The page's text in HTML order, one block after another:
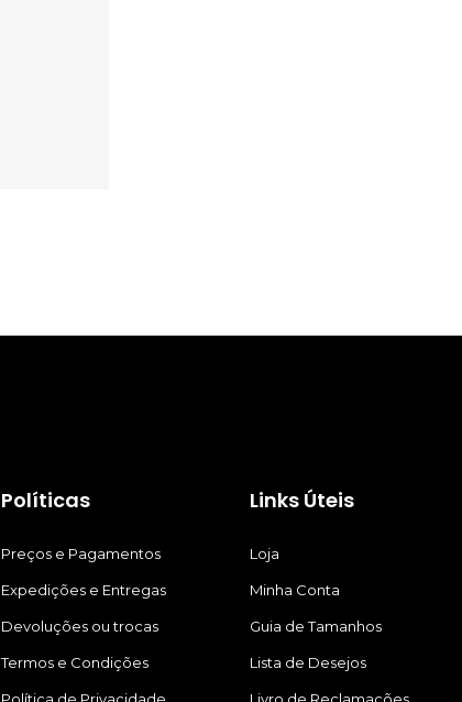
Políticas
Preços e Pagamentos
Expedições e Entregas
Devoluções ou trocas
Termos e Condições
Links Úteis
Loja
Minha Conta
Guia de Tamanhos
Lista de Desejos